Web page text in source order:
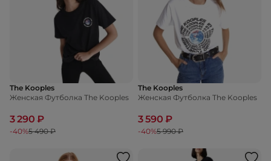
The Kooples
Женская Футболка The Kooples
3 290 ₽
-40%5 490 ₽
The Kooples
Женская Футболка The Kooples
3 590 ₽
-40%5 990 ₽